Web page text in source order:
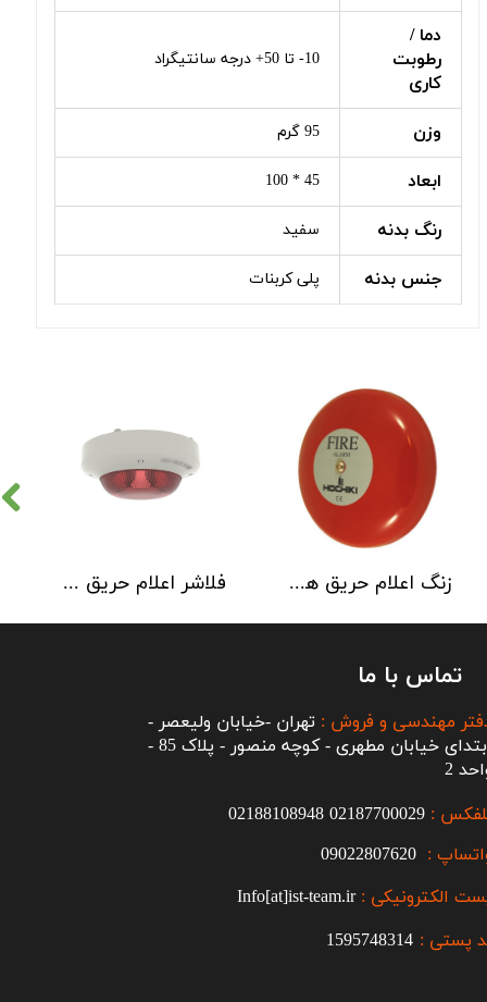
دما /
رطوبت
کاری
10- تا 50+ درجه سانتیگراد
وزن 95 گرم
ابعاد 45 * 100
رنگ بدنه سفید
جنس بدنه پلی کربنات
فلاشر اعلام حریق هوچیکی مدل CLB-E زنگ اعلام حریق هوچیکی Hochiki مدل MBF-6EV
تماس با ما
:
02187700029
02188108948
الکترونیکی :Info[at]ist-team.ir
:
مهندسی و فروش : تهران -خیابان ولیعصر -
ابتدای خیابان مطهری - کوچه منصور - پلاک 85 -
2
پستی : 1595748314